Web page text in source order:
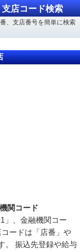
店コード検索
、支店番号を簡単に検索
関コード
」、金融機関コー
ードは「店番」や
。 振込先登録や給与